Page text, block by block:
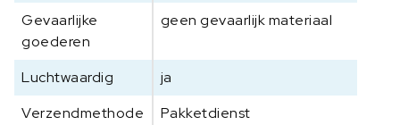
i
e
f
O
Gevaarlijke
goederen
geen gevaarlijk materiaal
Luchtwaardig
ja
Verzendmethode
Pakketdienst